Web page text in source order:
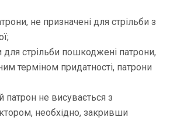
не призначені для стрільби з
для стрільби пошкоджені патрони,
терміном придатності, патрони
не висувається з
необхідно, закривши